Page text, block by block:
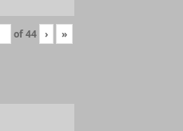
of44 › »